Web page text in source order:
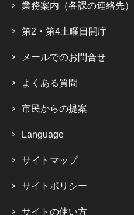
業務案内（各課の連絡先）
第2・第4土曜日開庁
メールでのお問合せ
よくある質問
市民からの提案
Language
サイトマップ
サイトポリシー
サイトの使い方